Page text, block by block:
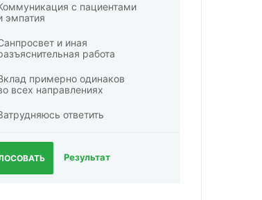
с пациентами
эмпатия
и иная
работа
примерно одинаков
всех направлениях
ответить
Результат